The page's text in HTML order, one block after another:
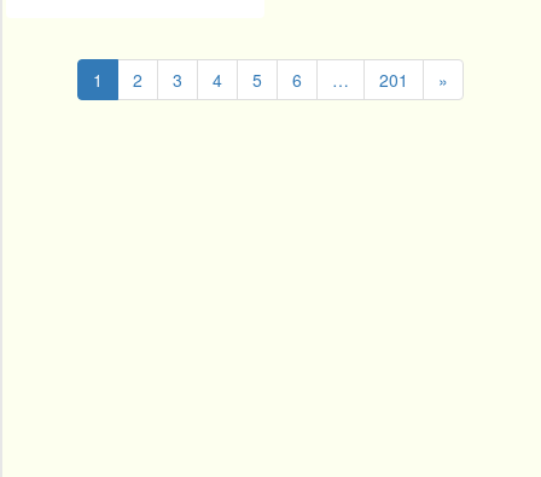
1 2 3 4 5 6 … 201 »